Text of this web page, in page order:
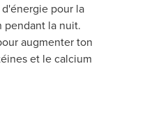
pour la
pendant la nuit.
augmenter ton
et le calcium